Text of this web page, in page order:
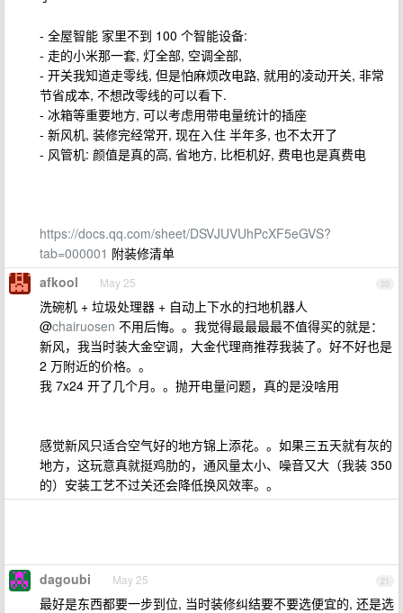
- 全屋智能 家里不到 100 个智能设备:
- 走的小米那一套, 灯全部, 空调全部,
- 开关我知道走零线, 但是怕麻烦改电路, 就用的凌动开关, 非常
节省成本, 不想改零线的可以看下.
- 冰箱等重要地方, 可以考虑用带电量统计的插座
- 新风机, 装修完经常开, 现在入住 半年多, 也不太开了
- 风管机: 颜值是真的高, 省地方, 比柜机好, 费电也是真费电
https://docs.qq.com/sheet/DSVJUVUhPcXF5eGVS?
tab=000001 附装修清单
20
afkool May 25
洗碗机 + 垃圾处理器 + 自动上下水的扫地机器人
@chairuosen 不用后悔。。我觉得最最最最不值得买的就是：
新风，我当时装大金空调，大金代理商推荐我装了。好不好也是
2 万附近的价格。。
我 7x24 开了几个月。。抛开电量问题，真的是没啥用
感觉新风只适合空气好的地方锦上添花。。如果三五天就有灰的
地方，这玩意真就挺鸡肋的，通风量太小、噪音又大（我装 350
的）安装工艺不过关还会降低换风效率。。
21
dagoubi May 25
最好是东西都要一步到位, 当时装修纠结要不要选便宜的, 还是选